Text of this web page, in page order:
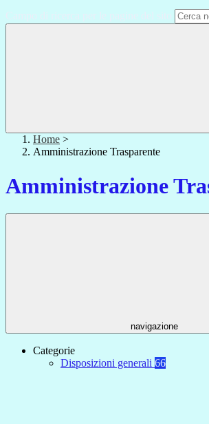
Campo di ricerca per le pagine del sito
Home >
Amministrazione Trasparente
Amministrazione
navigazione
Categorie
Disposizioni generali 66